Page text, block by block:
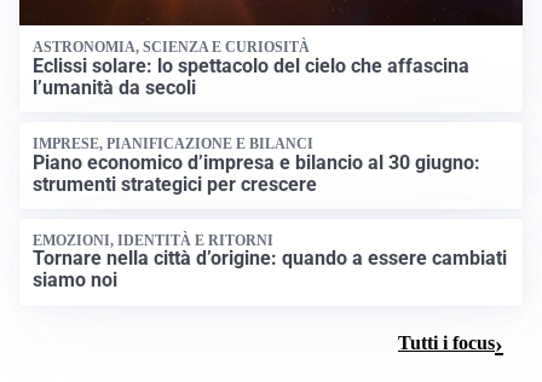
ASTRONOMIA, SCIENZA E CURIOSITÀ
Eclissi solare: lo spettacolo del cielo che affascina
l’umanità da secoli
IMPRESE, PIANIFICAZIONE E BILANCI
Piano economico d’impresa e bilancio al 30 giugno:
strumenti strategici per crescere
EMOZIONI, IDENTITÀ E RITORNI
Tornare nella città d’origine: quando a essere cambiati
siamo noi
Tutti i focus